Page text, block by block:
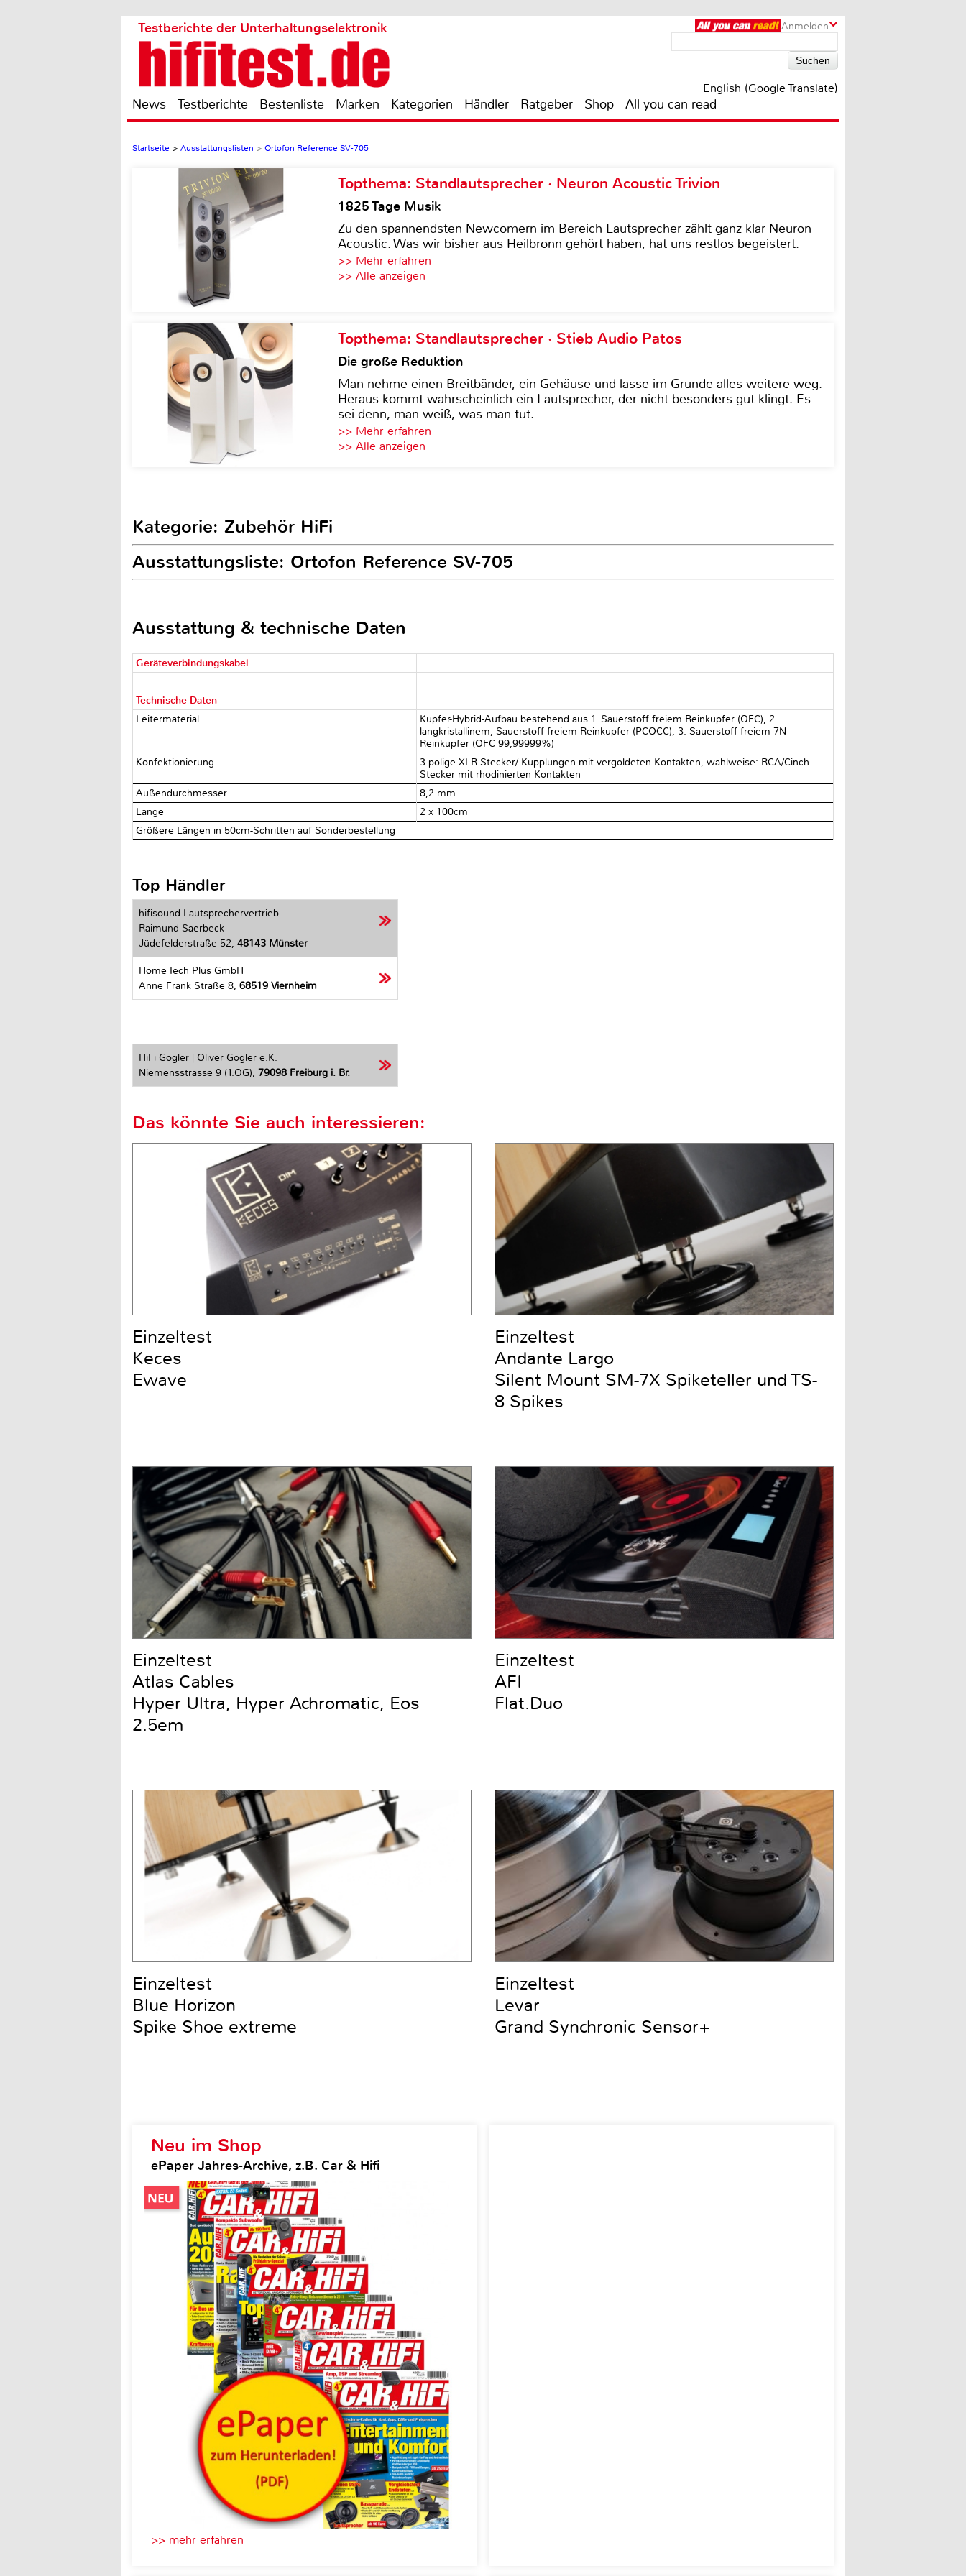
Anmelden
Testberichte der Unterhaltungselektronik
English (Google Translate)
News Testberichte Bestenliste Marken Kategorien Händler Ratgeber Shop All you can read
Startseite > Ausstattungslisten > Ortofon Reference SV-705
Topthema: Standlautsprecher · Neuron Acoustic Trivion
1825 Tage Musik
Zu den spannendsten Newcomern im Bereich Lautsprecher zählt ganz klar Neuron
Acoustic. Was wir bisher aus Heilbronn gehört haben, hat uns restlos begeistert.
>> Mehr erfahren
>> Alle anzeigen
Topthema: Standlautsprecher · Stieb Audio Patos
Die große Reduktion
Man nehme einen Breitbänder, ein Gehäuse und lasse im Grunde alles weitere weg.
Heraus kommt wahrscheinlich ein Lautsprecher, der nicht besonders gut klingt. Es
sei denn, man weiß, was man tut.
>> Mehr erfahren
>> Alle anzeigen
Kategorie: Zubehör HiFi
Ausstattungsliste: Ortofon Reference SV-705
Ausstattung & technische Daten
Geräteverbindungskabel
Technische Daten
Leitermaterial
Kupfer-Hybrid-Aufbau bestehend aus 1. Sauerstoff freiem Reinkupfer (OFC), 2.
langkristallinem, Sauerstoff freiem Reinkupfer (PCOCC), 3. Sauerstoff freiem 7N-
Reinkupfer (OFC 99,99999%)
Konfektionierung
3-polige XLR-Stecker/-Kupplungen mit vergoldeten Kontakten, wahlweise: RCA/Cinch-
Stecker mit rhodinierten Kontakten
Außendurchmesser
8,2 mm
Länge
2 x 100cm
Größere Längen in 50cm-Schritten auf Sonderbestellung
Top Händler
hifisound Lautsprechervertrieb
Raimund Saerbeck
Jüdefelderstraße 52, 48143 Münster
Home Tech Plus GmbH
Anne Frank Straße 8, 68519 Viernheim
HiFi Gogler | Oliver Gogler e.K.
Niemensstrasse 9 (1.OG), 79098 Freiburg i. Br.
Neu im Shop
ePaper Jahres-Archive, z.B. Car & Hifi
>> mehr erfahren
Das könnte Sie auch interessieren:
Einzeltest
Keces
Ewave
Einzeltest
Andante Largo
Silent Mount SM-7X Spiketeller und TS-
8 Spikes
Einzeltest
Atlas Cables
Hyper Ultra, Hyper Achromatic, Eos
2.5em
Einzeltest
AFI
Flat.Duo
Einzeltest
Blue Horizon
Spike Shoe extreme
Einzeltest
Levar
Grand Synchronic Sensor+